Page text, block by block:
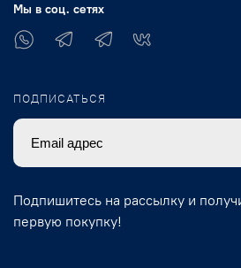
Мы в соц. сетях
ПОДПИСАТЬСЯ
Подпишитесь на рассылку и
первую покупку!